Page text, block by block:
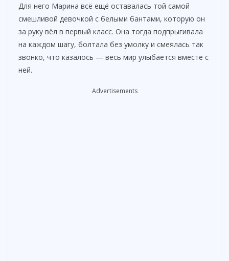
V
i
Для него Марина всё ещё оставалась той самой
смешливой девочкой с белыми бантами, которую он
за руку вёл в первый класс. Она тогда подпрыгивала
на каждом шагу, болтала без умолку и смеялась так
звонко, что казалось — весь мир улыбается вместе с
ней.
Advertisements